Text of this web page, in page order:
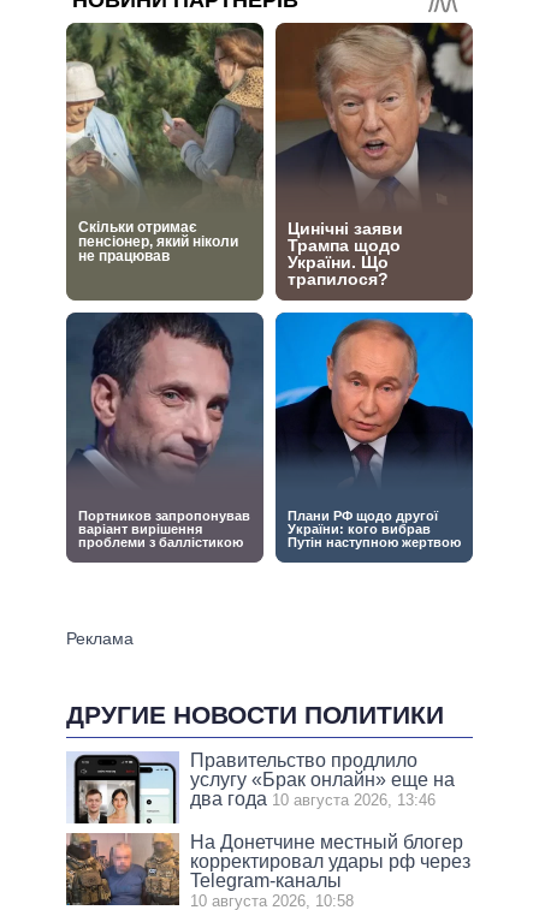
ДРУГИЕ НОВОСТИ ПОЛИТИКИ
Правительство продлило
услугу «Брак онлайн» еще на
два года 10 августа 2026, 13:46
На Донетчине местный блогер
корректировал удары рф через
Telegram-каналы
10 августа 2026, 10:58